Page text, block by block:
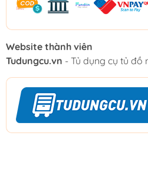
Website thành viên
Tudungcu.vn - Tủ dụng cụ tủ đồ